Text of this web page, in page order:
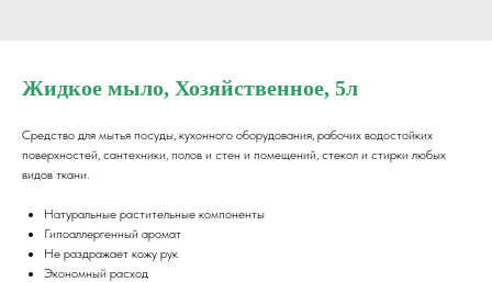
Жидкое мыло, Хозяйственное, 5л
Средство для мытья посуды, кухонного оборудования, рабочих водостойких
поверхностей, сантехники, полов и стен и помещений, стекол и стирки любых
видов ткани.
Натуральные растительные компоненты
Гипоаллергенный аромат
Не раздражает кожу рук
Экономный расход